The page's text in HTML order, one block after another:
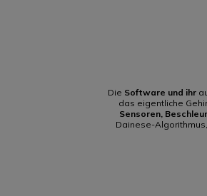
Die Software und ihr
das eigentliche
Sensoren,
Dainese-